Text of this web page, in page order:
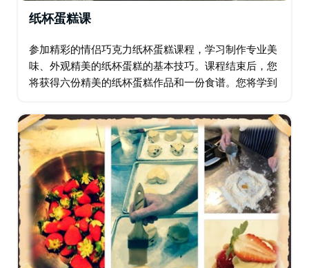
纸杯蛋糕课
参加精彩的情侣巧克力纸杯蛋糕课程，学习制作专业美
味、外观精美的纸杯蛋糕的基本技巧。课程结束后，您
将获得六份精美的纸杯蛋糕作品和一份食谱。您将学到
糕。 厨师将分享他多年烘焙和教学经验中积累的知识和
技巧…